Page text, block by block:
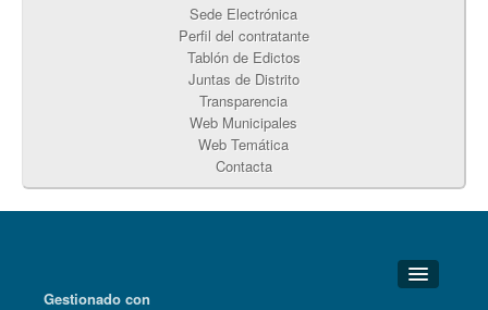
Sede Electrónica
Perfil del contratante
Tablón de Edictos
Juntas de Distrito
Transparencia
Web Municipales
Web Temática
Contacta
Gestionado con